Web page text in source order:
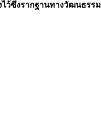
ไว้ซึ่งรากฐานทางวัฒนธรรม